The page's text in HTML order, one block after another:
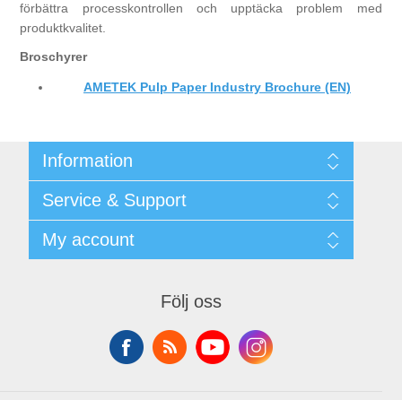
förbättra processkontrollen och upptäcka problem med
produktkvalitet.
Broschyrer
AMETEK Pulp Paper Industry Brochure (EN)
Information
Integritetspolicy
Terms & Conditions
Begner Machines & Mechanical Systems
Service & Support
Downloads
My account
Följ oss